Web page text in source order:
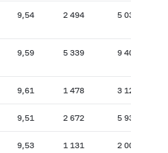
9,54 2 494 5 039
9,59 5 339 9 405
9,61 1 478 3 129
9,51 2 672 5 931
9,53 1 131 2 000